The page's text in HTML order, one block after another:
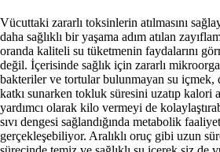
Vücuttaki zararlı toksinlerin atılmasını
daha sağlıklı bir yaşama adım atılan
oranda kaliteli su tüketmenin faydalarını
değil. İçerisinde sağlık için zararlı
bakteriler ve tortular bulunmayan su içmek,
katkı sunarken tokluk süresini uzatıp kalori
yardımcı olarak kilo vermeyi de
sıvı dengesi sağlandığında metabolik
gerçekleşebiliyor. Aralıklı oruç gibi uzun